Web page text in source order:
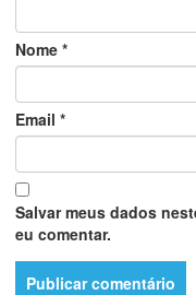
Nome *
Email *
Salvar meus dados
eu comentar.